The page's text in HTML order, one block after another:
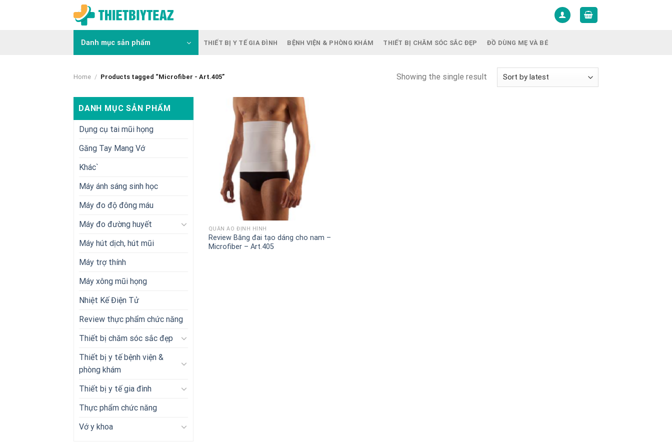
Danh mục sản phẩm THIẾT BỊ Y TẾ GIA ĐÌNH BỆNH VIỆN & PHÒNG KHÁM THIẾT BỊ CHĂM SÓC SẮC ĐẸP ĐỒ DÙNG MẸ VÀ BÉ
Home / Products tagged “Microfiber - Art.405” Showing the single result
DANH MỤC SẢN PHẨM
Dụng cụ tai mũi họng
Găng Tay Mang Vớ
Khác`
Máy ánh sáng sinh học
Máy đo độ đông máu
Máy đo đường huyết
Máy hút dịch, hút mũi
Máy trợ thính
Máy xông mũi họng
Nhiệt Kế Điện Tử
Review thực phẩm chức năng
Thiết bị chăm sóc sắc đẹp
Thiết bị y tế bệnh viện &
phòng khám
Thiết bị y tế gia đình
Thực phẩm chức năng
Vớ y khoa
QUẦN ÁO ĐỊNH HÌNH
Review Băng đai tạo dáng cho nam –
Microfiber – Art.405